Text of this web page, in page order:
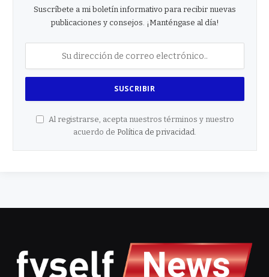
Suscríbete a mi boletín informativo para recibir nuevas
publicaciones y consejos. ¡Manténgase al día!
Al registrarse, acepta nuestros términos y nuestro
acuerdo de Política de privacidad.